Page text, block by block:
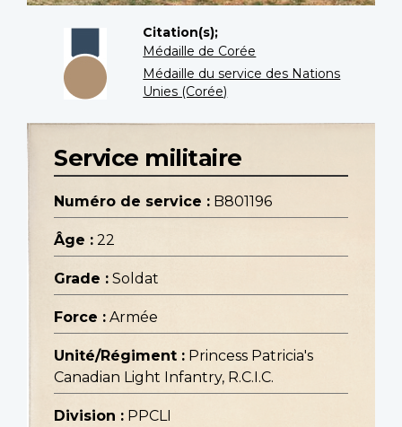
Citation(s);
Médaille de Corée
Médaille du service des Nations
Unies (Corée)
Service militaire
Numéro de service : B801196
Âge : 22
Grade : Soldat
Force : Armée
Unité/Régiment : Princess Patricia's
Canadian Light Infantry, R.C.I.C.
Division : PPCLI